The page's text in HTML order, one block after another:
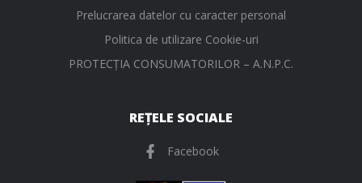
Prelucrarea datelor cu caracter personal
Politica de utilizare Cookie-uri
PROTECŢIA CONSUMATORILOR – A.N.P.C.
REȚELE SOCIALE
Facebook